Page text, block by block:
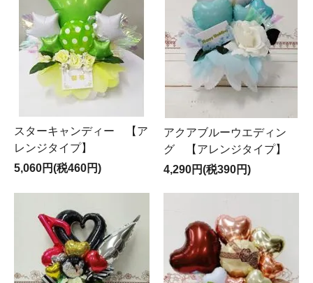
スターキャンディー 【ア
レンジタイプ】
5,060円(税460円)
アクアブルーウエディン
グ 【アレンジタイプ】
4,290円(税390円)